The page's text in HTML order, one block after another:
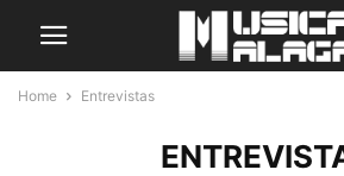
Home Entrevistas